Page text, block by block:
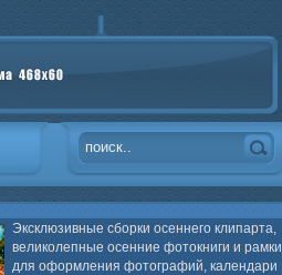
Эксклюзивные сборки осеннего клипарта,
великолепные осенние фотокниги и рамки
для оформления фотографий, календари